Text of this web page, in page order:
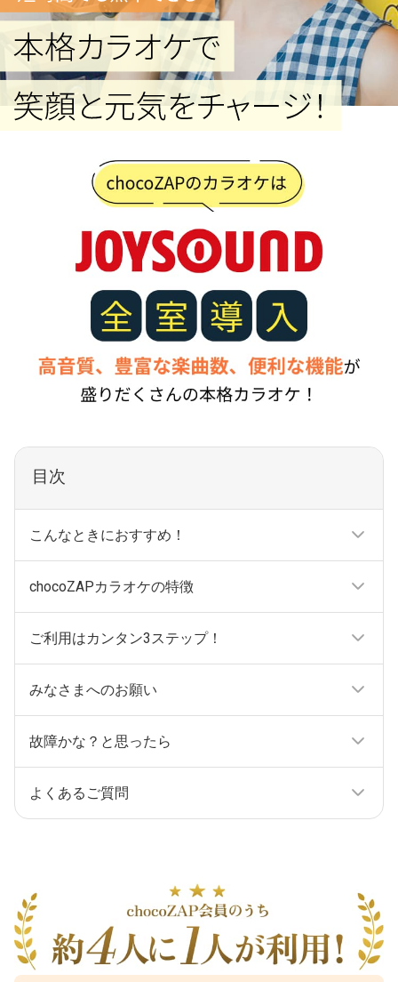
目次
こんなときにおすすめ！
chocoZAPカラオケの特徴
ご利用はカンタン3ステップ！
みなさまへのお願い
故障かな？と思ったら
よくあるご質問